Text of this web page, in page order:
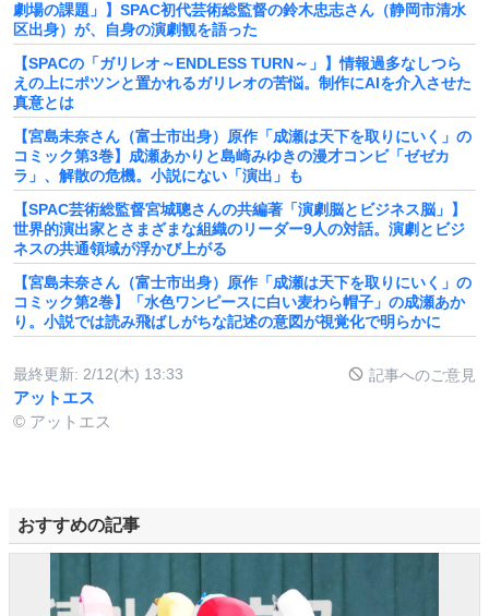
劇場の課題」】SPAC初代芸術総監督の鈴木忠志さん（静岡市清水
区出身）が、自身の演劇観を語った
【SPACの「ガリレオ～ENDLESS TURN～」】情報過多なしつら
えの上にポツンと置かれるガリレオの苦悩。制作にAIを介入させた
真意とは
【宮島未奈さん（富士市出身）原作「成瀬は天下を取りにいく」の
コミック第3巻】成瀬あかりと島崎みゆきの漫才コンビ「ゼゼカ
ラ」、解散の危機。小説にない「演出」も
【SPAC芸術総監督宮城聰さんの共編著「演劇脳とビジネス脳」】
世界的演出家とさまざまな組織のリーダー9人の対話。演劇とビジ
ネスの共通領域が浮かび上がる
【宮島未奈さん（富士市出身）原作「成瀬は天下を取りにいく」の
コミック第2巻】「水色ワンピースに白い麦わら帽子」の成瀬あか
り。小説では読み飛ばしがちな記述の意図が視覚化で明らかに
最終更新: 2/12(木) 13:33 記事へのご意見
アットエス
© アットエス
おすすめの記事